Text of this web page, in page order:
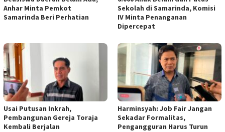
Anhar Minta Pemkot
Samarinda Beri Perhatian
Sekolah di Samarinda, Komisi
IV Minta Penanganan
Dipercepat
Usai Putusan Inkrah,
Pembangunan Gereja Toraja
Kembali Berjalan
Harminsyah: Job Fair Jangan
Sekadar Formalitas,
Pengangguran Harus Turun